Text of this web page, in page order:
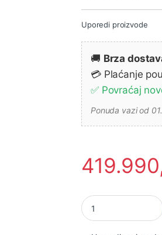
Uporedi proizvode
🚚 Brza
💳 Plaćanje
✅ Povraćaj
Ponuda vazi od
REM POWER